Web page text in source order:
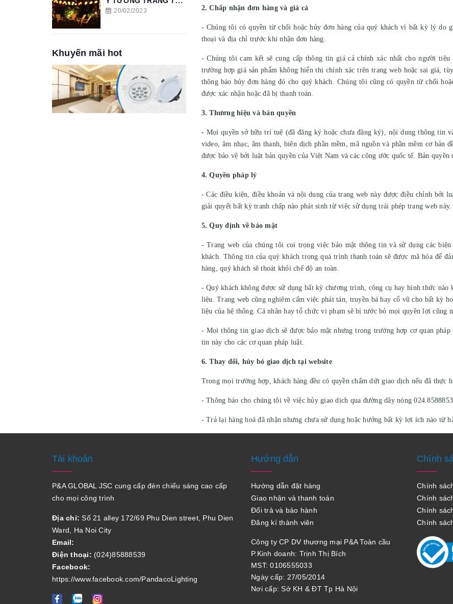
2. Chấp nhận đơn hàng và giá cả
- Chúng tôi có quyền từ chối hoặc hủy đơn hàng của quý khách vì bất kỳ lý do
thoại và địa chỉ trước khi nhận đơn hàng.
- Chúng tôi cam kết sẽ cung cấp thông tin giá cả chính xác nhất cho người
trường hợp giá sản phẩm không hiển thị chính xác trên trang web hoặc sai giá,
thông báo hủy đơn hàng đó cho quý khách. Chúng tôi cũng có quyền từ chối
được xác nhận hoặc đã bị thanh toán.
3. Thương hiệu và bản quyền
- Mọi quyền sở hữu trí tuệ (đã đăng ký hoặc chưa đăng ký), nội dung thông tin
video, âm nhạc, âm thanh, biên dịch phần mềm, mã nguồn và phần mềm cơ bản
được bảo vệ bởi luật bản quyền của Việt Nam và các công ước quốc tế. Bản quyền
4. Quyền pháp lý
- Các điều kiện, điều khoản và nội dung của trang web này được điều chỉnh bởi
giải quyết bất kỳ tranh chấp nào phát sinh từ việc sử dụng trái phép trang web này.
5. Quy định về bảo mật
- Trang web của chúng tôi coi trọng việc bảo mật thông tin và sử dụng các
khách. Thông tin của quý khách trong quá trình thanh toán sẽ được mã hóa để
hàng, quý khách sẽ thoát khỏi chế độ an toàn.
- Quý khách không được sử dụng bất kỳ chương trình, công cụ hay hình thức
liệu. Trang web cũng nghiêm cấm việc phát tán, truyền bá hay cổ vũ cho bất kỳ
liệu của hệ thống. Cá nhân hay tổ chức vi phạm sẽ bị tước bỏ mọi quyền lợi cũng
- Mọi thông tin giao dịch sẽ được bảo mật nhưng trong trường hợp cơ quan
tin này cho các cơ quan pháp luật.
6. Thay đổi, hủy bỏ giao dịch tại website
Trong mọi trường hợp, khách hàng đều có quyền chấm dứt giao dịch nếu đã thực
- Thông báo cho chúng tôi về việc hủy giao dịch qua đường dây nóng
- Trả lại hàng hoá đã nhận nhưng chưa sử dụng hoặc hưởng bất kỳ lợi ích nào từ
20/02/2023
Khuyến mãi hot
Tài khoản
P&A GLOBAL JSC cung cấp đèn chiếu sáng cao cấp
cho mọi công trình
Địa chỉ: Số 21 alley 172/69 Phu Dien street, Phu Dien
Ward, Ha Noi City
Email:
Điện thoại: (024)85888539
Facebook:
https://www.facebook.com/PandacoLighting
Hướng dẫn
Hướng dẫn đặt hàng
Giao nhận và thanh toán
Đổi trả và bảo hành
Đăng kí thành viên
Công ty CP DV thương mại P&A Toàn cầu
P.Kinh doanh: Trịnh Thị Bích
MST: 0106555033
Ngày cấp: 27/05/2014
Nơi cấp: Sở KH & ĐT Tp Hà Nội
Chính
Chính
Chính
Chính
Chính